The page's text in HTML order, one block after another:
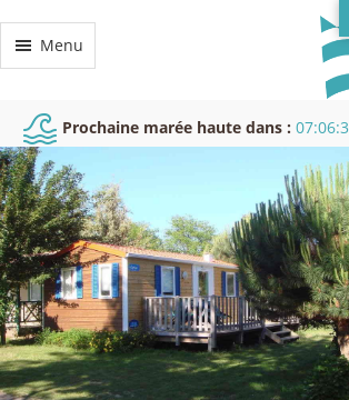
Menu
Prochaine marée haute dans :